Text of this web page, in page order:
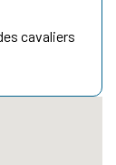
cavaliers